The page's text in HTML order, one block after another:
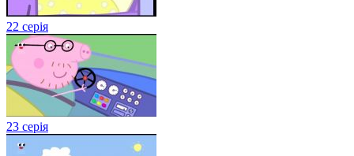
22 серія
23 серія